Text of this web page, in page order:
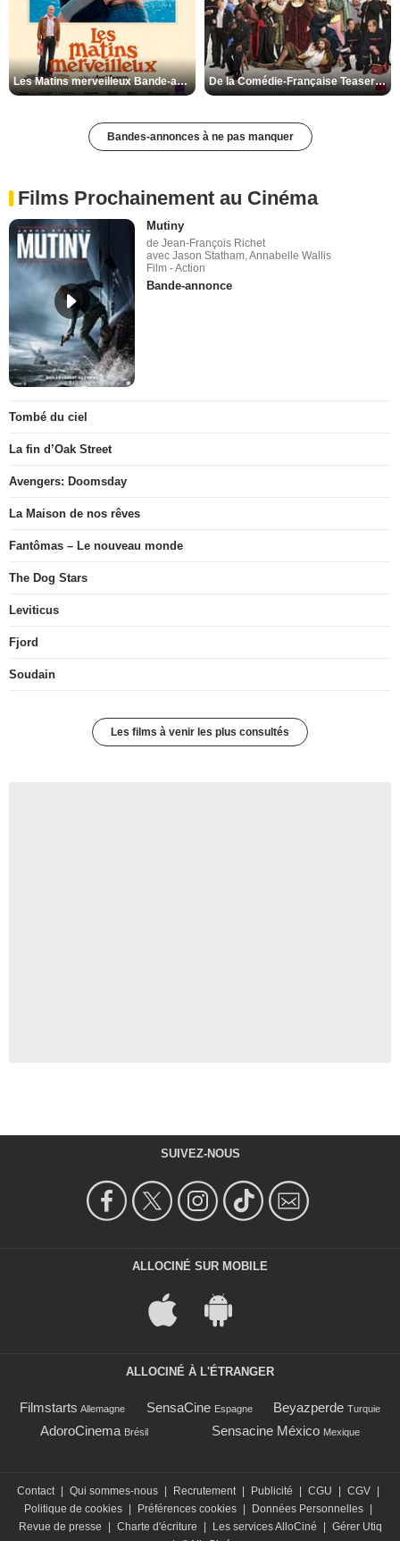
Les Matins merveilleux Bande-annonce VF De la Comédie-Française Teaser VF
Bandes-annonces à ne pas manquer
Films Prochainement au Cinéma
Mutiny
de Jean-François Richet
avec Jason Statham, Annabelle Wallis
Film - Action
Bande-annonce
Tombé du ciel
La fin d’Oak Street
Avengers: Doomsday
La Maison de nos rêves
Fantômas – Le nouveau monde
The Dog Stars
Leviticus
Fjord
Soudain
Les films à venir les plus consultés
SUIVEZ-NOUS
ALLOCINÉ SUR MOBILE
ALLOCINÉ À L'ÉTRANGER
Filmstarts Allemagne SensaCine Espagne Beyazperde Turquie
AdoroCinema Brésil Sensacine México Mexique
Contact Qui sommes-nous Recrutement Publicité CGU CGV
Politique de cookies
Préférences cookies Données Personnelles
Revue de presse
Charte d'écriture Les services AlloCiné
Gérer Utiq